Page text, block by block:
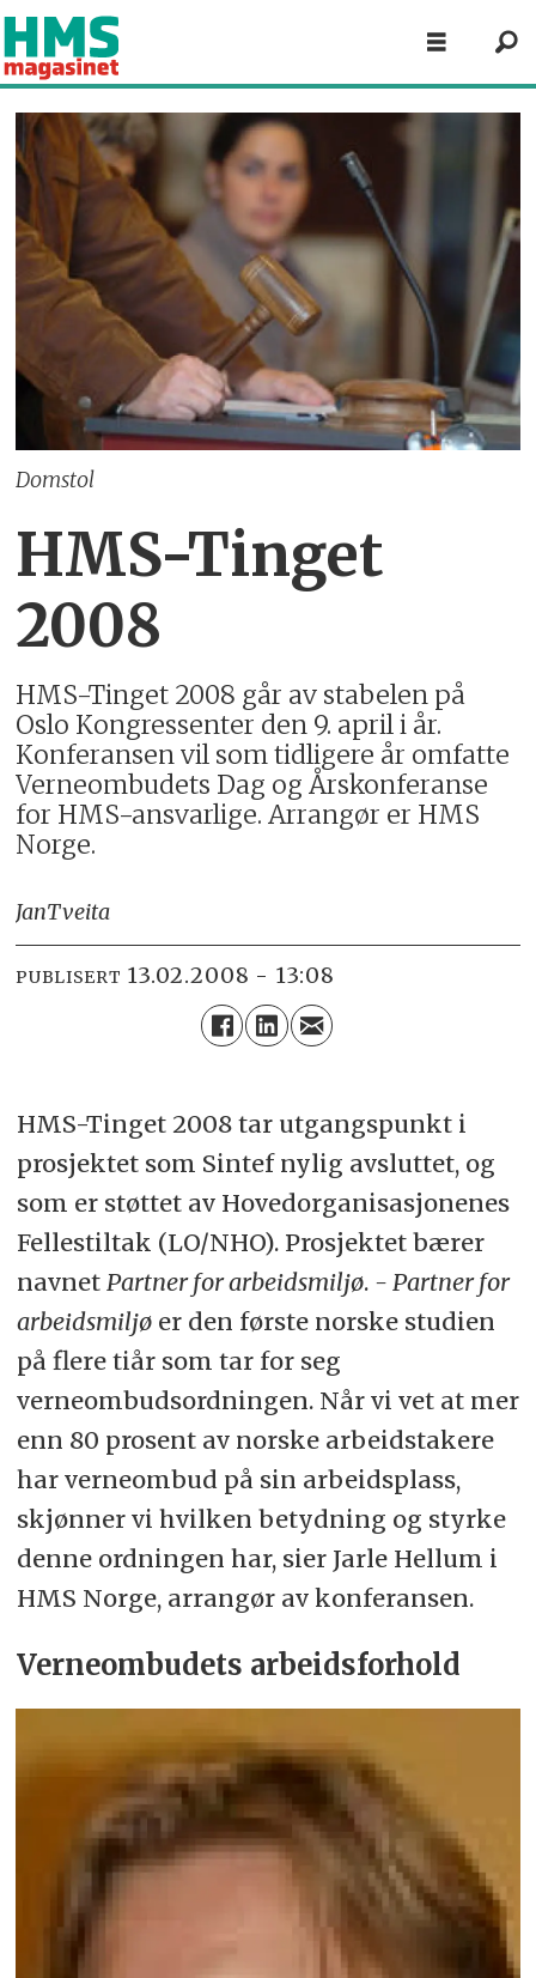
Domstol
HMS-Tinget
2008
HMS-Tinget 2008 går av stabelen på
Oslo Kongressenter den 9. april i år.
Konferansen vil som tidligere år omfatte
Verneombudets Dag og Årskonferanse
for HMS-ansvarlige. Arrangør er HMS
Norge.
JanTveita
PUBLISERT 13.02.2008 - 13:08
HMS-Tinget 2008 tar utgangspunkt i
prosjektet som Sintef nylig avsluttet, og
som er støttet av Hovedorganisasjonenes
Fellestiltak (LO/NHO). Prosjektet bærer
navnet Partner for arbeidsmiljø. - Partner for
arbeidsmiljøer den første norske studien
på flere tiår som tar for seg
verneombudsordningen. Når vi vet at mer
enn 80 prosent av norske arbeidstakere
har verneombud på sin arbeidsplass,
skjønner vi hvilken betydning og styrke
denne ordningen har, sier Jarle Hellum i
HMS Norge, arrangør av konferansen.
Verneombudets arbeidsforhold